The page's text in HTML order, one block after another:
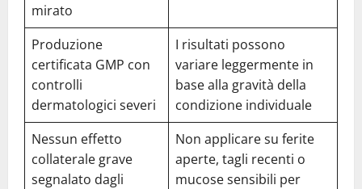
mirato
Produzione
certificata GMP con
controlli
dermatologici severi
I risultati possono
variare leggermente in
base alla gravità della
condizione individuale
Nessun effetto
collaterale grave
segnalato dagli
Non applicare su ferite
aperte, tagli recenti o
mucose sensibili per